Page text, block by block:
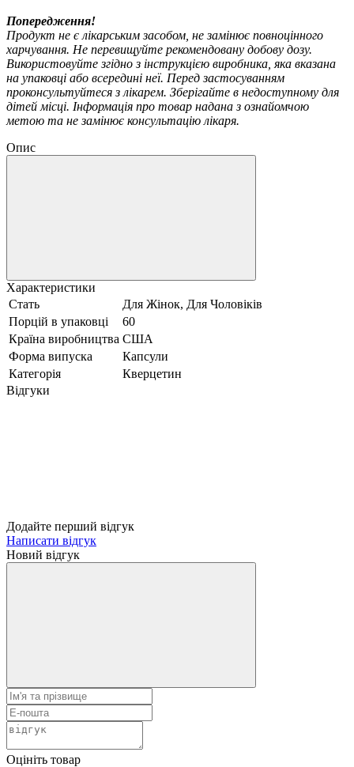
Попередження!
Продукт не є лікарським засобом, не замінює повноцінного
харчування. Не перевищуйте рекомендовану добову дозу.
Використовуйте згідно з інструкцією виробника, яка вказана
на упаковці або всередині неї. Перед застосуванням
проконсультуйтеся з лікарем. Зберігайте в недоступному для
дітей місці. Інформація про товар надана з ознайомчою
метою та не замінює консультацію лікаря.
Опис
Характеристики
Стать
Для Жінок, Для Чоловіків
Порцій в упаковці
60
Країна виробництва США
Форма випуска
Капсули
Категорія
Кверцетин
Відгуки
Додайте перший відгук
Написати відгук
Новий відгук
Оцініть товар